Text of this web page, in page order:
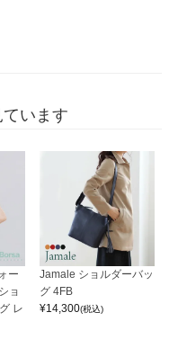
います
ー
ョ
レ
Jamale ショルダーバッ
グ 4FB
¥14,300(税込)